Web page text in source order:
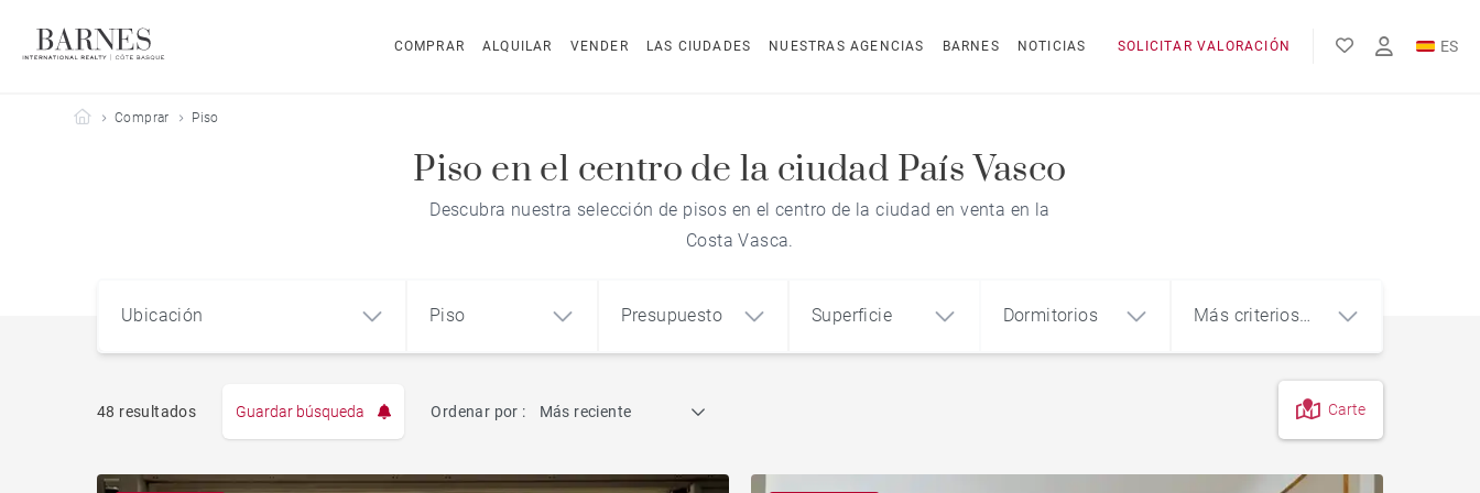
COMPRAR ALQUILAR VENDER LAS CIUDADES NUESTRAS AGENCIAS BARNES NOTICIAS SOLICITAR VALORACIÓN ES
EN
Barnes Côte Basque
Comprar Piso
Piso en el centro de la ciudad País Vasco
Descubra nuestra selección de pisos en el centro de la ciudad en venta en la
Costa Vasca.
Ubicación Piso Presupuesto Superficie Dormitorios
Más criterios
48 resultados Guardar búsqueda Ordenar por : Más reciente Carte